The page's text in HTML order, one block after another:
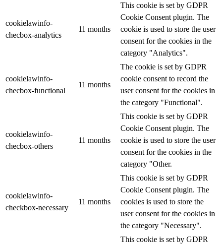
cookielawinfo-
checbox-analytics
11 months
This cookie is set by GDPR
Cookie Consent plugin. The
cookie is used to store the user
consent for the cookies in the
category "Analytics".
cookielawinfo-
checbox-functional
11 months
The cookie is set by GDPR
cookie consent to record the
user consent for the cookies in
the category "Functional".
cookielawinfo-
checbox-others
11 months
This cookie is set by GDPR
Cookie Consent plugin. The
cookie is used to store the user
consent for the cookies in the
category "Other.
cookielawinfo-
checkbox-necessary
11 months
This cookie is set by GDPR
Cookie Consent plugin. The
cookies is used to store the
user consent for the cookies in
the category "Necessary".
This cookie is set by GDPR